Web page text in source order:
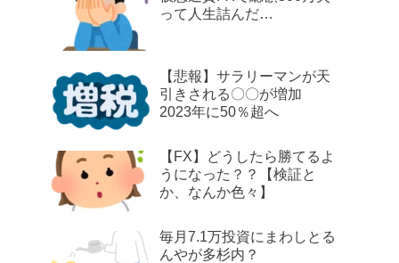
って人生詰んだ…
【悲報】サラリーマンが天
引きされる〇〇が増加
2023年に50％超へ
【FX】どうしたら勝てるよ
うになった？？【検証と
か、なんか色々】
毎月7.1万投資にまわしとる
んやが多杉内？